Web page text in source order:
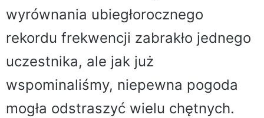
wyrównania ubiegłorocznego
rekordu frekwencji zabrakło jednego
uczestnika, ale jak już
wspominaliśmy, niepewna pogoda
mogła odstraszyć wielu chętnych.